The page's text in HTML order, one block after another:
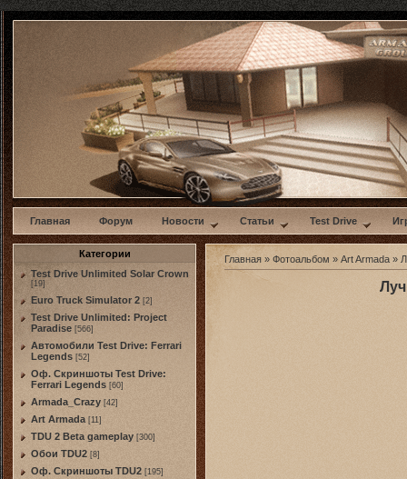
w
Главная Форум Новости Статьи Test Drive
Категории
Test Drive Unlimited Solar Crown
[19]
Euro Truck Simulator 2 [2]
Test Drive Unlimited: Project
Paradise [566]
Автомобили Test Drive: Ferrari
Legends [52]
Оф. Скриншоты Test Drive:
Ferrari Legends [60]
Armada_Crazy [42]
Art Armada [11]
TDU 2 Beta gameplay [300]
Обои TDU2 [8]
Оф. Скриншоты TDU2 [195]
Главная » Фотоальбом » Art Armada »